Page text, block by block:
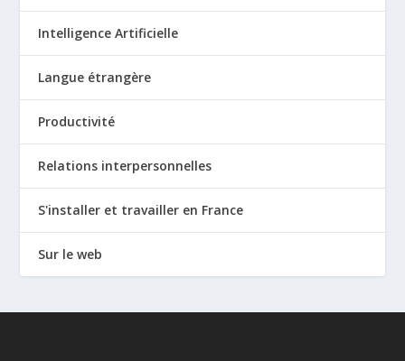
Intelligence Artificielle
Langue étrangère
Productivité
Relations interpersonnelles
S'installer et travailler en France
Sur le web